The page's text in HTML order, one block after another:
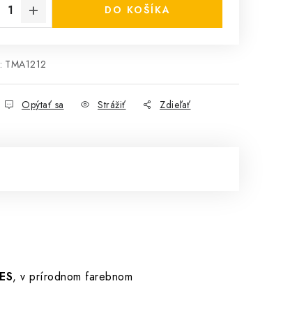
DO KOŠÍKA
TMA1212
Opýtať sa Strážiť Zdieľať
, v prírodnom farebnom